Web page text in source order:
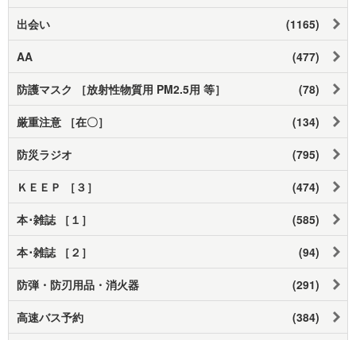
出会い (1165)
AA (477)
防護マスク ［放射性物質用 PM2.5用 等］ (78)
厳重注意 ［在〇］ (134)
防災ラジオ (795)
ＫＥＥＰ ［３］ (474)
本･雑誌 ［１］ (585)
本･雑誌 ［２］ (94)
防弾・防刃用品・消火器 (291)
高速バス予約 (384)